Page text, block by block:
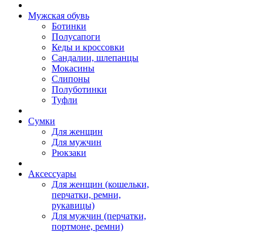
Мужская обувь
Ботинки
Полусапоги
Кеды и кроссовки
Сандалии, шлепанцы
Мокасины
Слипоны
Полуботинки
Туфли
Сумки
Для женщин
Для мужчин
Рюкзаки
Аксессуары
Для женщин (кошельки,
перчатки, ремни,
рукавицы)
Для мужчин (перчатки,
портмоне, ремни)